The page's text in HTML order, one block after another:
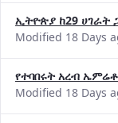
ኢትዮጵያ ከ29 ሀገራት
Modified 18 Days
የተባበሩት አረብ
Modified 18 Days